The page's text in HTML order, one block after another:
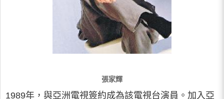
張家輝
1989年，與亞洲電視簽約成為該電視台演員。加入亞